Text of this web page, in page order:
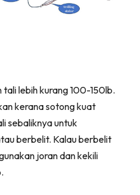
lebih kurang 100-150lb.
kerana sotong kuat
sebaliknya untuk
berbelit. Kalau berbelit
joran dan kekili